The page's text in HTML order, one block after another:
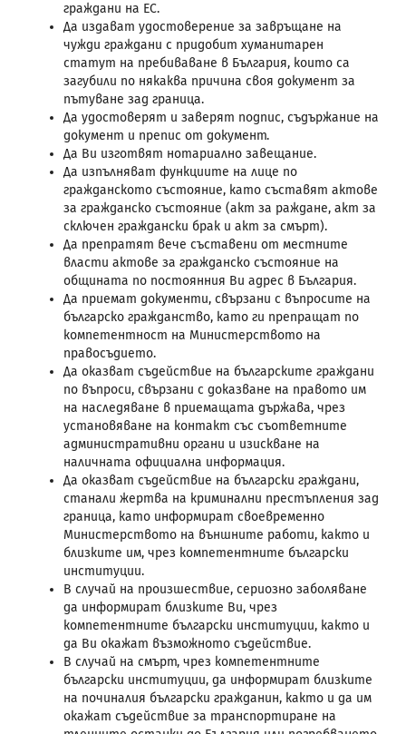
граждани на ЕС.
Да издават удостоверение за завръщане на
чужди граждани с придобит хуманитарен
статут на пребиваване в България, които са
загубили по някаква причина своя документ за
пътуване зад граница.
Да удостоверят и заверят подпис, съдържание на
документ и препис от документ.
Да Ви изготвят нотариално завещание.
Да изпълняват функциите на лице по
гражданското състояние, като съставят актове
за гражданско състояние (акт за раждане, акт за
сключен граждански брак и акт за смърт).
Да препратят вече съставени от местните
власти актове за гражданско състояние на
общината по постоянния Ви адрес в България.
Да приемат документи, свързани с въпросите на
българско гражданство, като ги препращат по
компетентност на Министерството на
правосъдието.
Да оказват съдействие на българските граждани
по въпроси, свързани с доказване на правото им
на наследяване в приемащата държава, чрез
установяване на контакт със съответните
административни органи и изискване на
наличната официална информация.
Да оказват съдействие на български граждани,
станали жертва на криминални престъпления зад
граница, като информират своевременно
Министерството на външните работи, както и
близките им, чрез компетентните български
институции.
В случай на произшествие, сериозно заболяване
да информират близките Ви, чрез
компетентните български институции, както и
да Ви окажат възможното съдействие.
В случай на смърт, чрез компетентните
български институции, да информират близките
на починалия български гражданин, както и да им
окажат съдействие за транспортиране на